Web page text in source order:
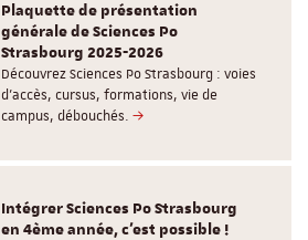
Plaquette de présentation
générale de Sciences Po
Strasbourg 2025-2026
Découvrez Sciences Po Strasbourg : voies
d'accès, cursus, formations, vie de
campus, débouchés.
Intégrer Sciences Po Strasbourg
en 4ème année, c'est possible !